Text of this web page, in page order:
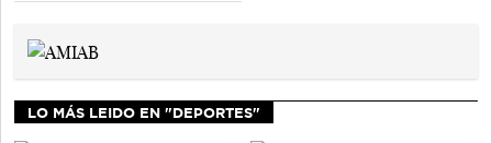
LO MÁS LEIDO EN "DEPORTES"